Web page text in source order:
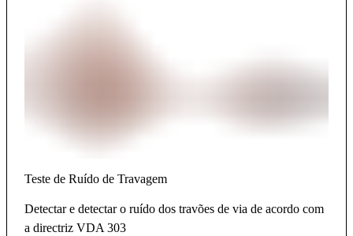
Teste de Ruído de Travagem
Detectar e detectar o ruído dos travões de via de acordo com
a directriz VDA 303